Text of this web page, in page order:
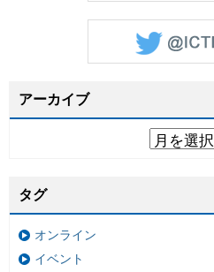
アーカイブ
タグ
オンライン
イベント